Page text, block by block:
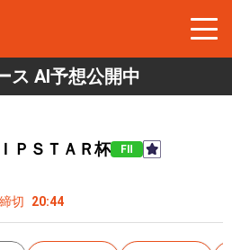
ス AI予想公開中
ＰＳＴＡＲ杯 FⅡ
切 20:44